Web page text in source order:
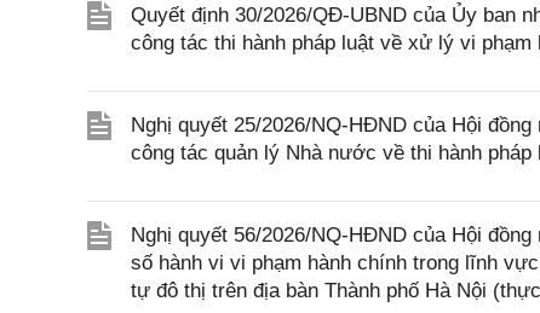
Quyết định 30/2026/QĐ-UBND của Ủy ban
công tác thi hành pháp luật về xử lý vi
Nghị quyết 25/2026/NQ-HĐND của Hội
công tác quản lý Nhà nước về thi hành
Nghị quyết 56/2026/NQ-HĐND của Hội
số hành vi vi phạm hành chính trong lĩnh
tự đô thị trên địa bàn Thành phố Hà Nội